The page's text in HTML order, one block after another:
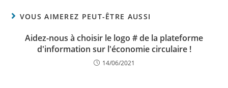
VOUS AIMEREZ PEUT-ÊTRE AUSSI
Aidez-nous à choisir le logo # de la plateforme
d'information sur l'économie circulaire !
14/06/2021